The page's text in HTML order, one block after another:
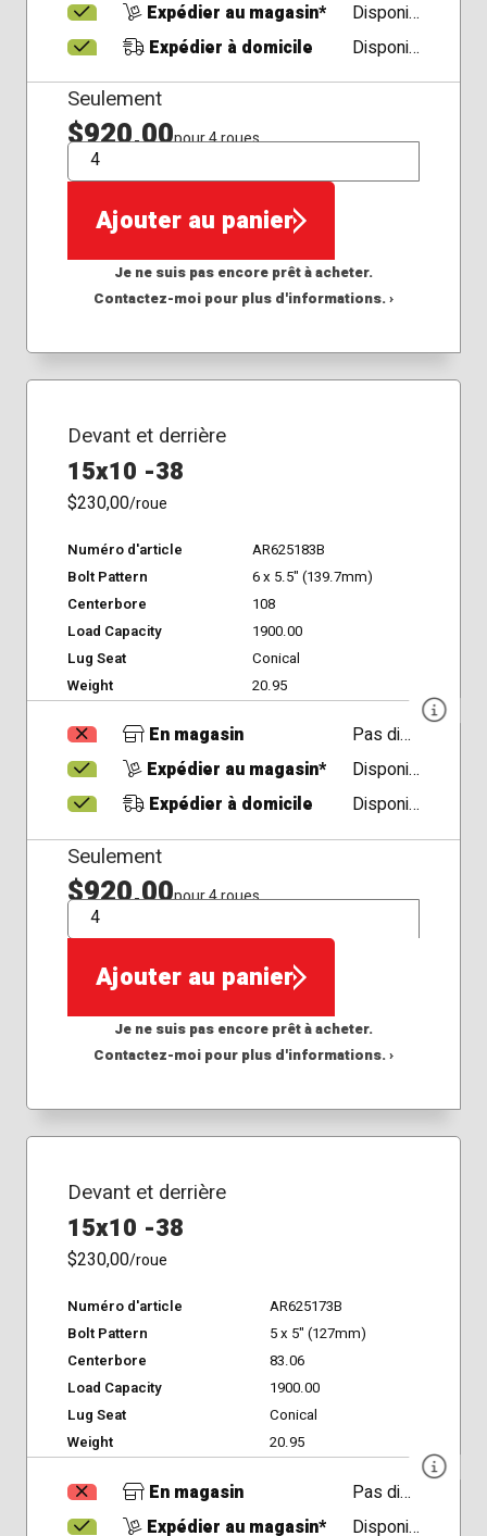
Expédier au magasin*
Disponible
Expédier à domicile
Disponible
Seulement
$920,00pour 4 roues
QTÉ
Ajouter au panier
Je ne suis pas encore prêt à acheter.
Contactez-moi pour plus d'informations. ›
Devant et derrière
15x10 -38
$230,00/roue
Numéro d'article
AR625183B
Bolt Pattern
6 x 5.5" (139.7mm)
Centerbore
108
Load Capacity
1900.00
Lug Seat
Conical
Weight
20.95
En magasin
Pas disponible
Expédier au magasin*
Disponible
Expédier à domicile
Disponible
Seulement
$920,00pour 4 roues
QTÉ
Ajouter au panier
Je ne suis pas encore prêt à acheter.
Contactez-moi pour plus d'informations. ›
Devant et derrière
15x10 -38
$230,00/roue
Numéro d'article
AR625173B
Bolt Pattern
5 x 5" (127mm)
Centerbore
83.06
Load Capacity
1900.00
Lug Seat
Conical
Weight
20.95
En magasin
Pas disponible
Expédier au magasin*
Disponible